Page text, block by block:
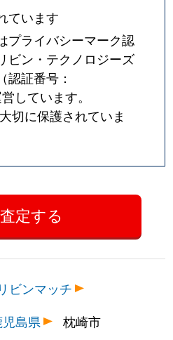
ています
プライバシーマーク認
ビン・テクノロジーズ
認証番号：
しています。
切に保護されていま
ビンマッチ
児島県 枕崎市